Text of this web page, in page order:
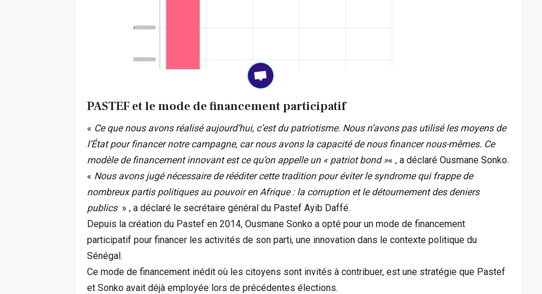
PASTEF et le mode de financement participatif
« Ce que nous avons réalisé aujourd’hui, c’est du patriotisme. Nous n’avons pas utilisé les moyens de
l’État pour financer notre campagne, car nous avons la capacité de nous financer nous-mêmes. Ce
modèle de financement innovant est ce qu’on appelle un « patriot bond »« , a déclaré Ousmane Sonko.
« Nous avons jugé nécessaire de rééditer cette tradition pour éviter le syndrome qui frappe de
nombreux partis politiques au pouvoir en Afrique : la corruption et le détournement des deniers
publics» , a déclaré le secrétaire général du Pastef Ayib Daffé.
Depuis la création du Pastef en 2014, Ousmane Sonko a opté pour un mode de financement
participatif pour financer les activités de son parti, une innovation dans le contexte politique du
Sénégal.
Ce mode de financement inédit où les citoyens sont invités à contribuer, est une stratégie que Pastef
et Sonko avait déjà employée lors de précédentes élections.